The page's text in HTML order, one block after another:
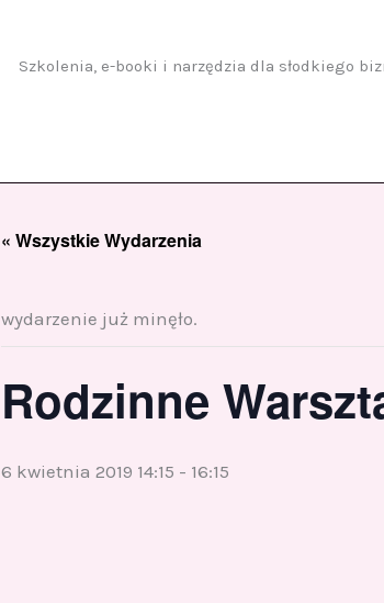
Szkolenia, e-booki i narzędzia dla słodkiego
« Wszystkie Wydarzenia
wydarzenie już minęło.
Rodzinne
6 kwietnia 2019 14:15 - 16:15